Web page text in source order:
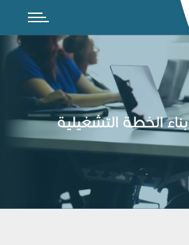
بناء الخطة التشغيلية